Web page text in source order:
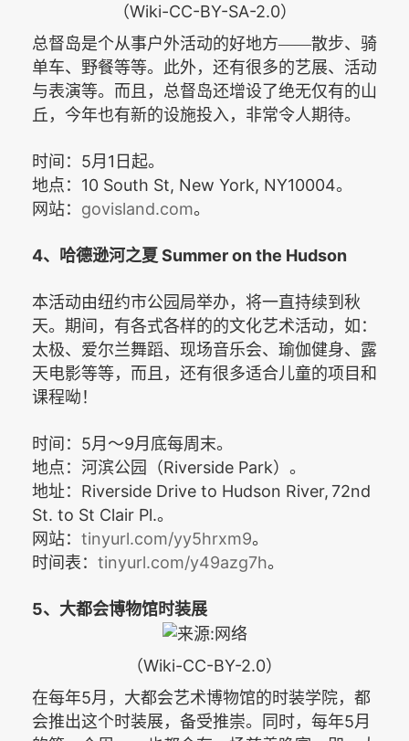
（Wiki-CC-BY-SA-2.0）
总督岛是个从事户外活动的好地方——散步、骑
单车、野餐等等。此外，还有很多的艺展、活动
与表演等。而且，总督岛还增设了绝无仅有的山
丘，今年也有新的设施投入，非常令人期待。
时间： 5月 1 日起。
地点： 10 South St, New York, NY10004。
网站： govisland.com。
4、哈德逊河之夏 Summer on the Hudson
本活动由纽约市公园局举办，将一直持续到秋
天。期间，有各式各样的的文化艺术活动，如：
太极、爱尔兰舞蹈、现场音乐会、瑜伽健身、露
天电影等等，而且，还有很多适合儿童的项目和
课程呦！
时间： 5月～9月底每周末。
地点：河滨公园（Riverside Park）。
地址： Riverside Drive to Hudson River, 72nd
St. to St Clair Pl.。
网站： tinyurl.com/yy5hrxm9。
时间表： tinyurl.com/y49azg7h。
5、大都会博物馆时装展
（Wiki-CC-BY-2.0）
在每年5月，大都会艺术博物馆的时装学院，都
会推出这个时装展，备受推崇。
同时，每年5月